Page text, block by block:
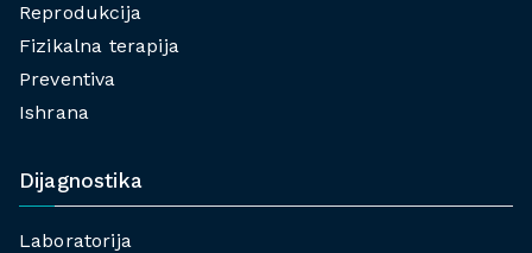
Reprodukcija
Fizikalna terapija
Preventiva
Ishrana
Dijagnostika
Laboratorija